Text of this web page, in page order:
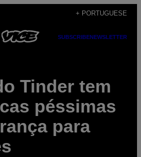
+ PORTUGUESE
SUBSCRIBENEWSLETTER
Tinder tem
péssimas
para